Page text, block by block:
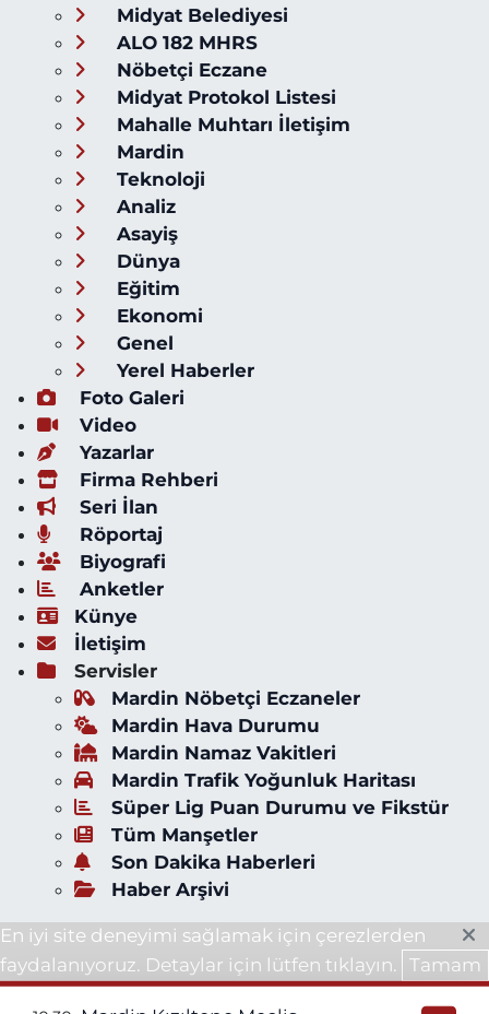
Midyat Belediyesi
ALO 182 MHRS
Nöbetçi Eczane
Midyat Protokol Listesi
Mahalle Muhtarı İletişim
Mardin
Teknoloji
Analiz
Asayiş
Dünya
Eğitim
Ekonomi
Genel
Yerel Haberler
Foto Galeri
Video
Yazarlar
Firma Rehberi
Seri İlan
Röportaj
Biyografi
Anketler
Künye
İletişim
Servisler
Mardin Nöbetçi Eczaneler
Mardin Hava Durumu
Mardin Namaz Vakitleri
Mardin Trafik Yoğunluk Haritası
Süper Lig Puan Durumu ve Fikstür
Tüm Manşetler
Son Dakika Haberleri
Haber Arşivi
En iyi site deneyimi sağlamak için çerezlerden
faydalanıyoruz. Detaylar için lütfen tıklayın.
Tamam